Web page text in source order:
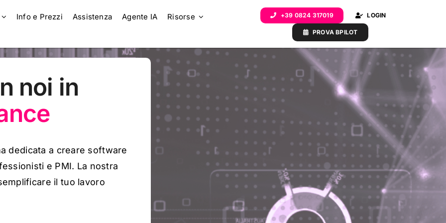
Info e Prezzi Assistenza Agente IA
Risorse
+39 0824 317019 LOGIN
PROVA BPILOT
noi in
a dedicata a creare software
ssionisti e PMI. La nostra
emplificare il tuo lavoro